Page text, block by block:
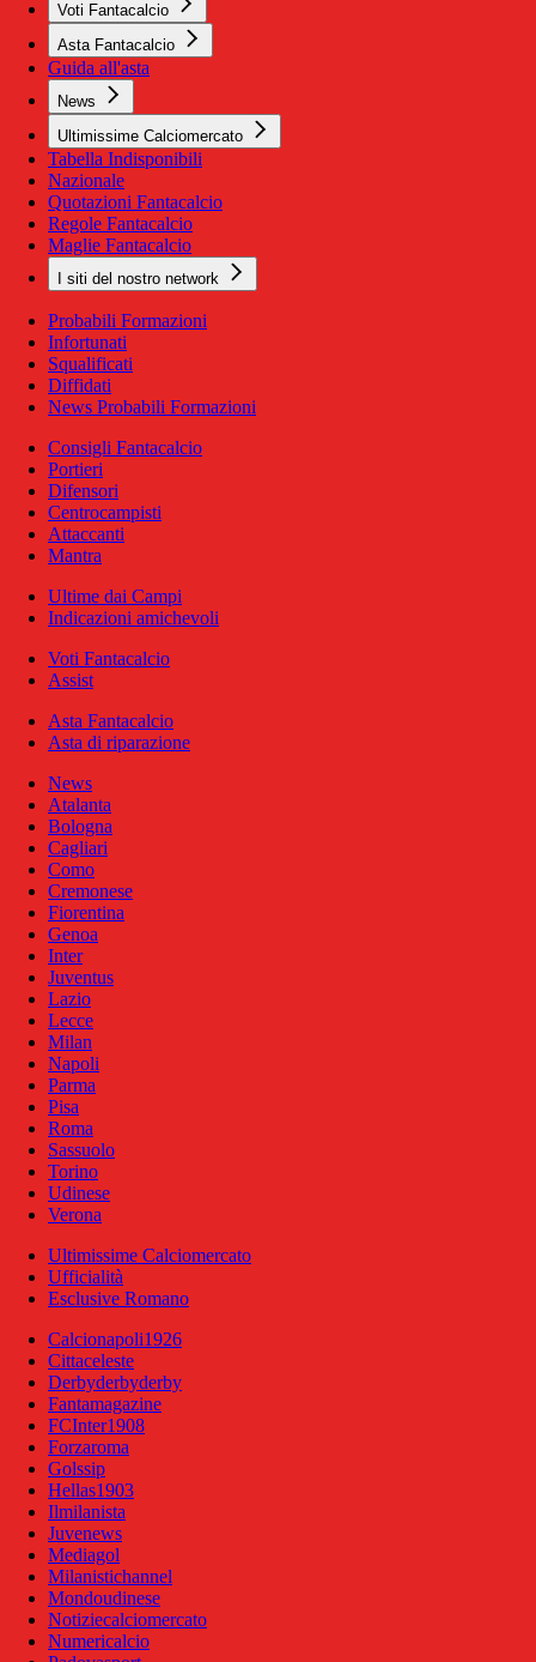
Voti Fantacalcio
Asta Fantacalcio
Guida all'asta
News
Ultimissime Calciomercato
Tabella Indisponibili
Nazionale
Quotazioni Fantacalcio
Regole Fantacalcio
Maglie Fantacalcio
I siti del nostro network
Probabili Formazioni
Infortunati
Squalificati
Diffidati
News Probabili Formazioni
Consigli Fantacalcio
Portieri
Difensori
Centrocampisti
Attaccanti
Mantra
Ultime dai Campi
Indicazioni amichevoli
Voti Fantacalcio
Assist
Asta Fantacalcio
Asta di riparazione
News
Atalanta
Bologna
Cagliari
Como
Cremonese
Fiorentina
Genoa
Inter
Juventus
Lazio
Lecce
Milan
Napoli
Parma
Pisa
Roma
Sassuolo
Torino
Udinese
Verona
Ultimissime Calciomercato
Ufficialità
Esclusive Romano
Calcionapoli1926
Cittaceleste
Derbyderbyderby
Fantamagazine
FCInter1908
Forzaroma
Golssip
Hellas1903
Ilmilanista
Juvenews
Mediagol
Milanistichannel
Mondoudinese
Notiziecalciomercato
Numericalcio